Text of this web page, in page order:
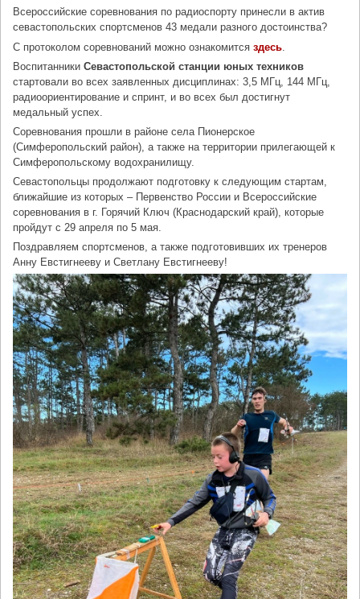
Всероссийские соревнования по радиоспорту принесли в актив
севастопольских спортсменов 43 медали разного достоинства?
С протоколом соревнований можно ознакомитсяздесь
ВоспитанникиСевастопольской станции юных техников
стартовали во всех заявленных дисциплинах: 3,5 МГц, 144 МГц,
радиоориентирование и спринт, и во всех был достигнут
медальный успех.
Соревнования прошли в районе села Пионерское
(Симферопольский район), а также на территории прилегающей к
Симферопольскому водохранилищу.
Севастопольцы продолжают подготовку к следующим стартам,
ближайшие из которых – Первенство России и Всероссийские
соревнования в г. Горячий Ключ (Краснодарский край), которые
пройдут с 29 апреля по 5 мая.
Поздравляем спортсменов, а также подготовивших их тренеров
Анну Евстигнееву и Светлану Евстигнееву!